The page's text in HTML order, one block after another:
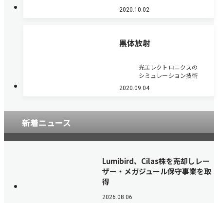
2020.10.02
黒体放射
光エレクトロニクスの
シミュレーション技術
2020.09.04
新着ニュース
Lumibird、Cilas株を売却しレー
ザー・メガジュール保守事業を取
得
2026.08.06